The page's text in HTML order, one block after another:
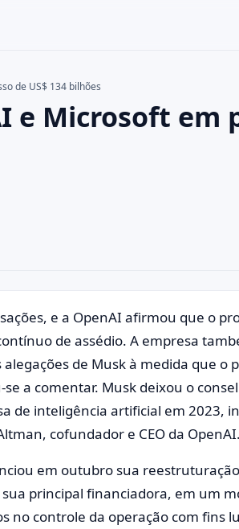
de US$ 134 bilhões
e Microsoft em
e a OpenAI afirmou que o
de assédio. A empresa
de Musk à medida que o
a comentar. Musk deixou o
de inteligência artificial em 2023,
cofundador e CEO da OpenAI.
em outubro sua
principal financiadora, em um
no controle da operação com fins